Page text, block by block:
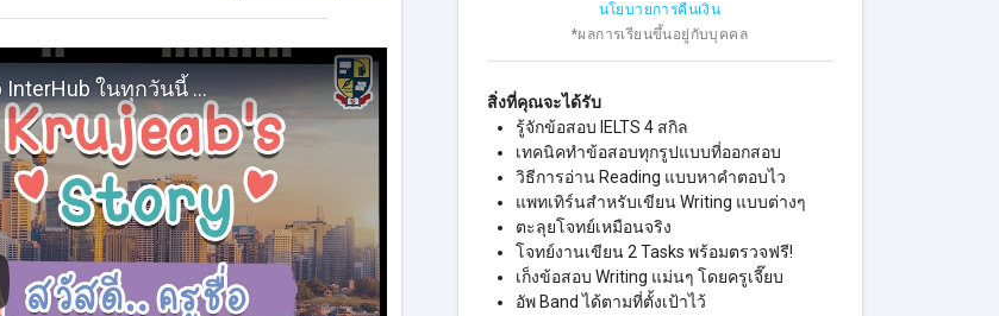
ทำความรู้จักกับครูเจี๊ยบ กว่าจะมาเป็น KruJeab InterHub ในทุกวันนี้ ต้องผ่านอะไรบ้าง #ครูเจี๊ยบIELTS
นโยบายการคืนเงิน
*ผลการเรียนขึ้นอยู่กับบุคคล
สิ่งที่คุณจะได้รับ
รู้จักข้อสอบ IELTS 4 สกิล
เทคนิคทำข้อสอบทุกรูปแบบที่ออกสอบ
วิธีการอ่าน Reading แบบหาคำตอบไว
แพทเทิร์นสำหรับเขียน Writing แบบต่างๆ
ตะลุยโจทย์เหมือนจริง
โจทย์งานเขียน 2 Tasks พร้อมตรวจฟรี!
เก็งข้อสอบ Writing แม่นๆ โดยครูเจี๊ยบ
อัพ Band ได้ตามที่ตั้งเป้าไว้